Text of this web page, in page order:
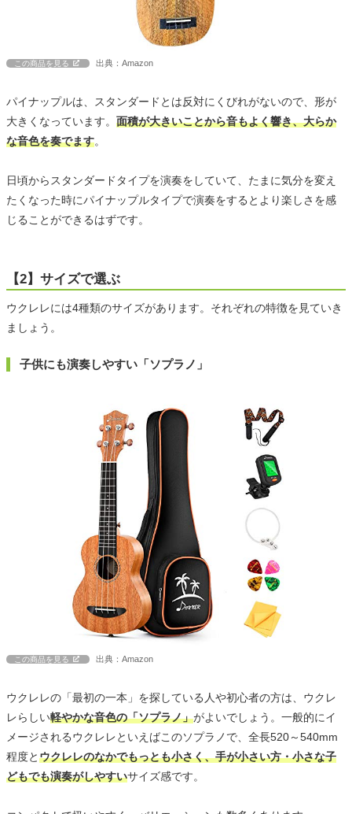
この商品を見る 出典：Amazon
パイナップルは、スタンダードとは反対にくびれがないので、形が
大きくなっています。 面積が大きいことから音もよく響き、大らか
な音色を奏でます。
日頃からスタンダードタイプを演奏をしていて、たまに気分を変え
たくなった時にパイナップルタイプで演奏をするとより楽しさを感
じることができるはずです。
【2】サイズで選ぶ
ウクレレには4種類のサイズがあります。それぞれの特徴を見ていき
ましょう。
子供にも演奏しやすい「ソプラノ」
この商品を見る 出典：Amazon
ウクレレの「最初の一本」を探している人や初心者の方は、ウクレ
レらしい軽やかな音色の「ソプラノ」がよいでしょう。一般的にイ
メージされるウクレレといえばこのソプラノで、全長520～540mm
程度とウクレレのなかでもっとも小さく、手が小さい方・小さな子
どもでも演奏がしやすいサイズ感です。